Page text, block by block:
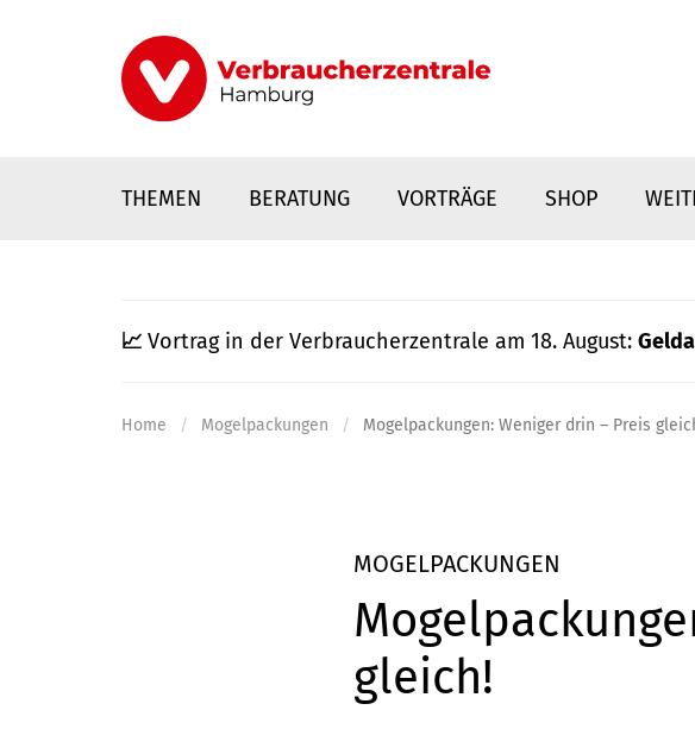
THEMEN BERATUNG VORTRÄGE SHOP
📈 Vortrag in der Verbraucherzentrale am 18. August:
Home Mogelpackungen Mogelpackungen: Weniger drin – Preis
MOGELPACKUNGEN
gleich!